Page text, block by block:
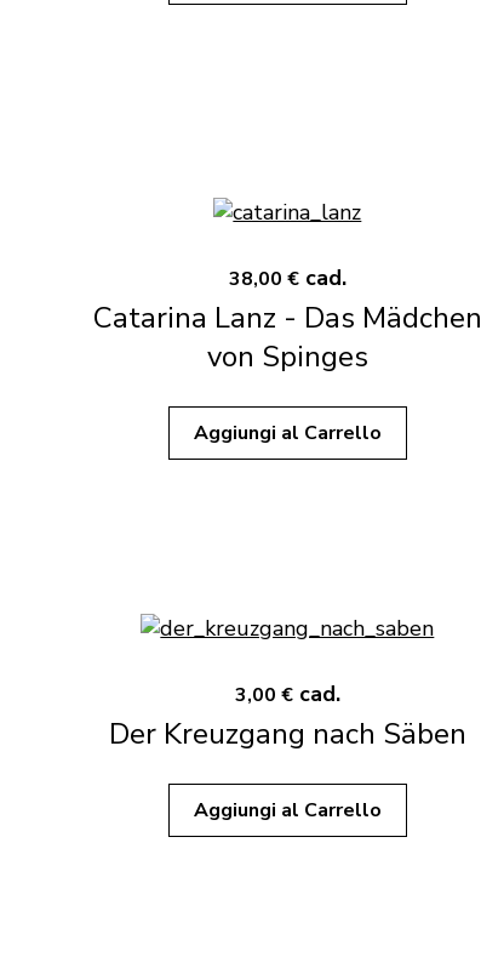
38,00 € cad.
Catarina Lanz - Das Mädchen
von Spinges
Aggiungi al Carrello
3,00 € cad.
Der Kreuzgang nach Säben
Aggiungi al Carrello